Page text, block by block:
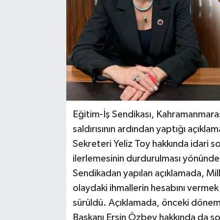
Eğitim-İş Sendikası,
saldırısının ardından yaptığı
Sekreteri Yeliz Toy hakkında idari
ilerlemesinin durdurulması
Sendikadan yapılan açıklamada,
olaydaki ihmallerin hesabını
sürüldü. Açıklamada, önceki
Başkanı Ersin Özbey hakkında da